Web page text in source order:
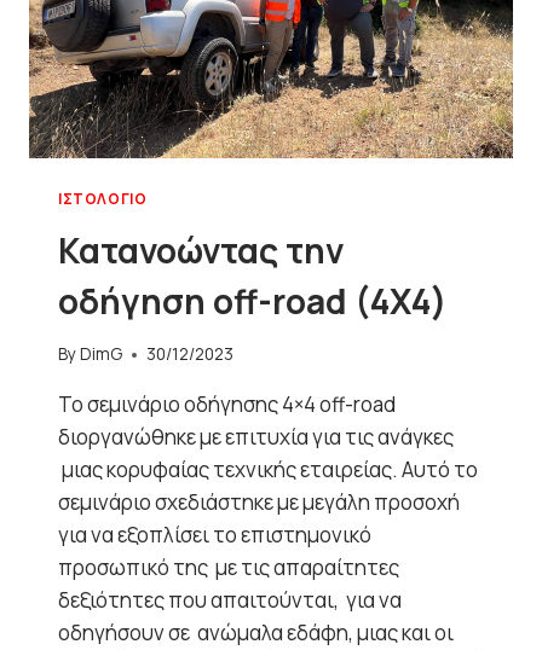
ΙΣΤΟΛΌΓΙΟ
Κατανοώντας την
οδήγηση off-road (4Χ4)
ByDimG 30/12/2023
Το σεμινάριο οδήγησης 4×4 off-road
διοργανώθηκε με επιτυχία για τις ανάγκες
μιας κορυφαίας τεχνικής εταιρείας. Αυτό το
σεμινάριο σχεδιάστηκε με μεγάλη προσοχή
για να εξοπλίσει το επιστημονικό
προσωπικό της με τις απαραίτητες
δεξιότητες που απαιτούνται, για να
οδηγήσουν σε ανώμαλα εδάφη, μιας και οι